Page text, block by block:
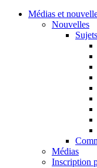
Médias et
Nouvelles
Sujets
Médias
Inscription